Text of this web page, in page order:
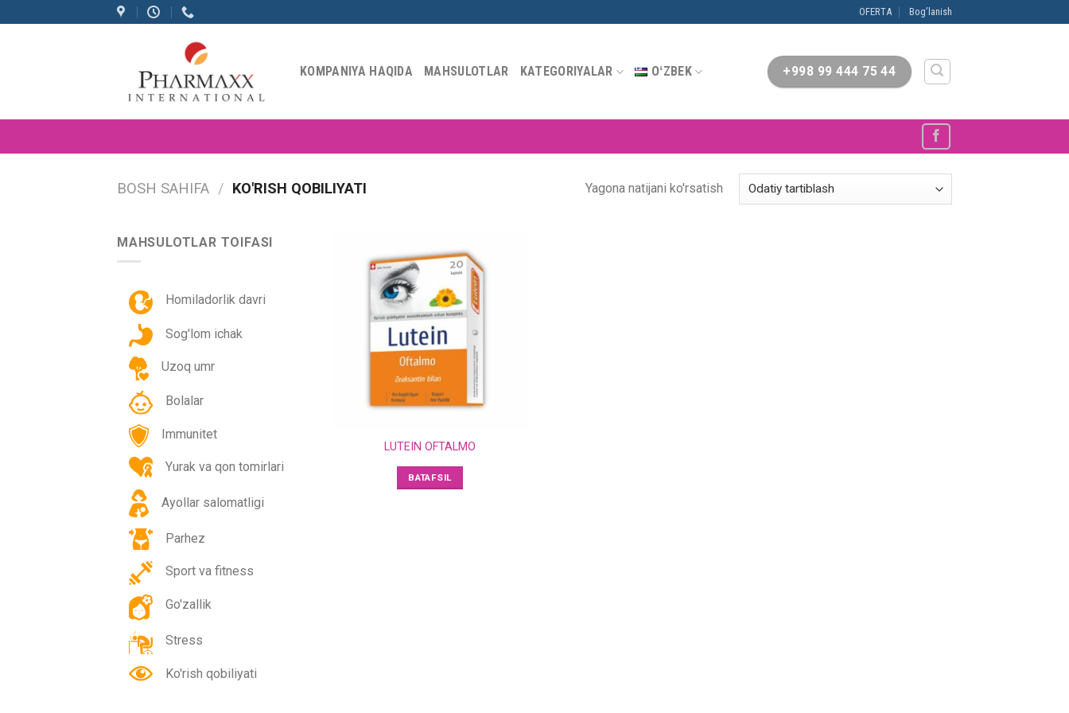
to
OFERTA Bog’lanish
KOMPANIYA HAQIDA MAHSULOTLAR KATEGORIYALAR OʻZBEK +998 99 444 75 44
BOSH SAHIFA / KO'RISH QOBILIYATI Yagona natijani ko'rsatish
MAHSULOTLAR TOIFASI
Homiladorlik davri
Sog'lom ichak
Uzoq umr
Bolalar
Immunitet
Yurak va qon tomirlari
Ayollar salomatligi
Parhez
Sport va fitness
Go'zallik
Stress
Ko'rish qobiliyati
LUTEIN OFTALMO
BATAFSIL